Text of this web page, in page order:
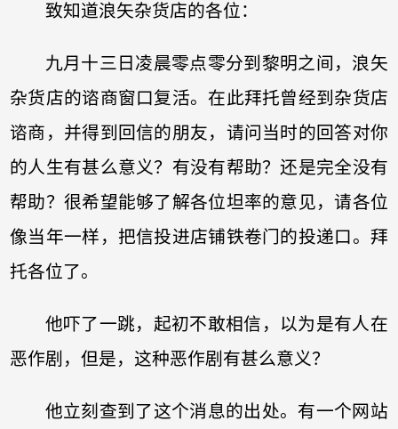
致知道浪矢杂货店的各位：
九月十三日凌晨零点零分到黎明之间，浪矢
杂货店的谘商窗口复活。在此拜托曾经到杂货店
谘商，并得到回信的朋友，请问当时的回答对你
的人生有甚么意义？有没有帮助？还是完全没有
帮助？很希望能够了解各位坦率的意见，请各位
像当年一样，把信投进店铺铁卷门的投递口。拜
托各位了。
他吓了一跳，起初不敢相信，以为是有人在
恶作剧，但是，这种恶作剧有甚么意义？
他立刻查到了这个消息的出处。有一个网站